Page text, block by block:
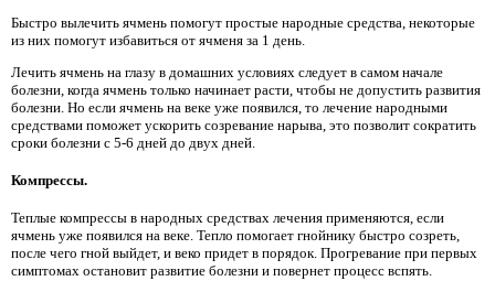
Быстро вылечить ячмень помогут простые народные средства, некоторые
из них помогут избавиться от ячменя за 1 день.
Лечить ячмень на глазу в домашних условиях следует в самом начале
болезни, когда ячмень только начинает расти, чтобы не допустить развития
болезни. Но если ячмень на веке уже появился, то лечение народными
средствами поможет ускорить созревание нарыва, это позволит сократить
сроки болезни с 5-6 дней до двух дней.
Компрессы.
Теплые компрессы в народных средствах лечения применяются, если
ячмень уже появился на веке. Тепло помогает гнойнику быстро созреть,
после чего гной выйдет, и веко придет в порядок. Прогревание при первых
симптомах остановит развитие болезни и повернет процесс вспять.